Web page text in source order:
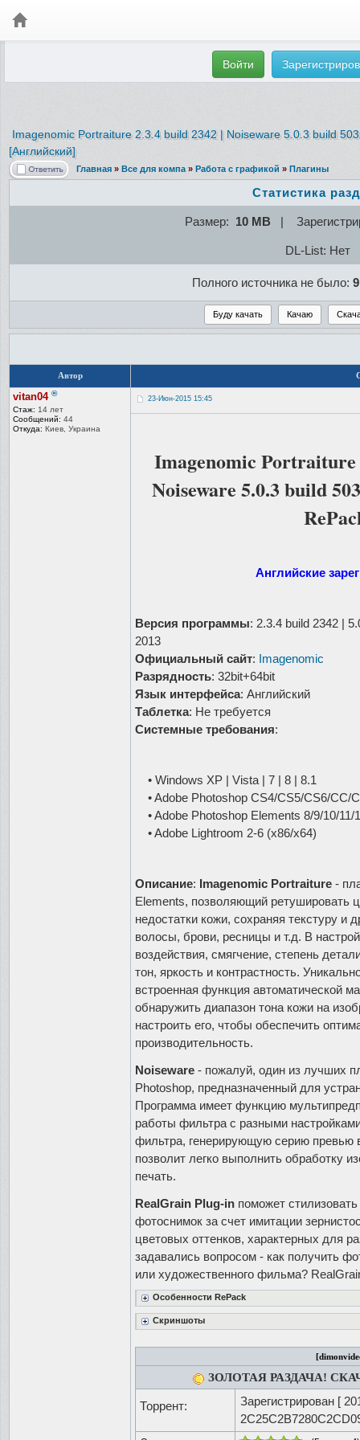
Войти
Imagenomic Portraiture 2.3.4 build 2342 | Noiseware 5.0.3 build
[Английский]
Главная » Все для компа » Работа с графикой » Плагины
Статистика
Размер: 10 MB |
DL-List: Нет
Полного источника не было:
Автор
vitan04 ®
Стаж: 14 лет
Сообщений: 44
Откуда: Киев, Украина
23-Июн-2015 15:45
Imagenomic Portraiture
Noiseware 5.0.3 build
Английские
Версия программы: 2.3.4 build 2342 |
2013
Официальный сайт: Imagenomic
Разрядность: 32bit+64bit
Язык интерфейса: Английский
Таблетка: Не требуется
Системные требования:
• Windows XP | Vista | 7 | 8 | 8.1
• Adobe Photoshop CS4/CS5/CS6/CC/
• Adobe Photoshop Elements 8/9/10/11/
• Adobe Lightroom 2-6 (x86/x64)
Описание: Imagenomic Portraiture -
Elements, позволяющий ретушировать
недостатки кожи, сохраняя текстуру и
волосы, брови, ресницы и т.д. В
воздействия, смягчение, степень
тон, яркость и контрастность.
встроенная функция автоматической
обнаружить диапазон тона кожи на
настроить его, чтобы обеспечить
производительность.
Noiseware - пожалуй, один из лучших
Photoshop, предназначенный для
Программа имеет функцию
работы фильтра с разными
фильтра, генерирующую серию превью
позволит легко выполнить обработку
печать.
RealGrain Plug-in поможет
фотоснимок за счет имитации
цветовых оттенков, характерных для
задавались вопросом - как получить
или художественного фильма?
Особенности RePack
Скриншоты
ЗОЛОТАЯ РАЗДАЧА!
Торрент: Зарегистрирован [